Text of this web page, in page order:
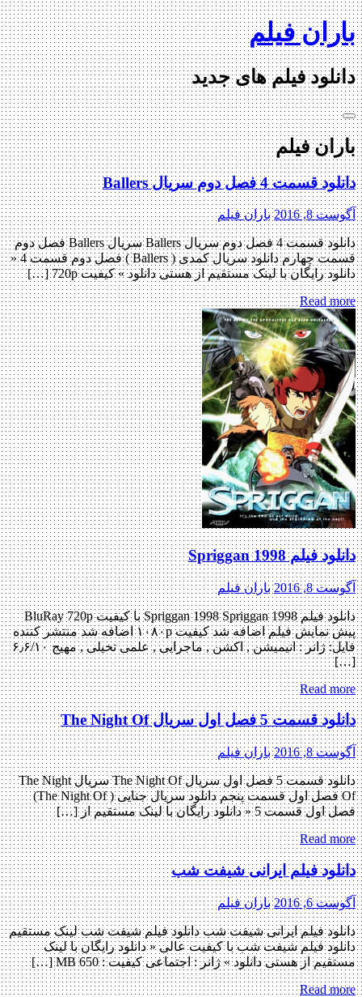
Skip
to
content
باران فیلم
دانلود فیلم های جدید
باران فیلم
دانلود قسمت 4 فصل دوم سریال Ballers
آگوست 8, 2016 باران فیلم
دانلود قسمت 4 فصل دوم سریال Ballers سریال Ballers فصل دوم
قسمت چهارم دانلود سریال کمدی ( Ballers ) فصل دوم قسمت 4 «
دانلود رایگان با لینک مستقیم از هستی دانلود » کیفیت 720p […]
Read more
دانلود فیلم Spriggan 1998
آگوست 8, 2016 باران فیلم
دانلود فیلم Spriggan 1998 Spriggan 1998 با کیفیت BluRay 720p
پیش نمایش فیلم اضافه شد کیفیت ۱۰۸۰p اضافه شد منتشر کننده
فایل: ژانر : انیمیشن , اکشن , ماجرایی , علمی تخیلی , مهیج ۶٫۶/۱۰
[…]
Read more
دانلود قسمت 5 فصل اول سریال The Night Of
آگوست 8, 2016 باران فیلم
دانلود قسمت 5 فصل اول سریال The Night Of سریال The Night
Of فصل اول قسمت پنجم دانلود سریال جنایی ( The Night Of)
فصل اول قسمت 5 « دانلود رایگان با لینک مستقیم از […]
Read more
دانلود فیلم ایرانی شیفت شب
آگوست 6, 2016 باران فیلم
دانلود فیلم ایرانی شیفت شب دانلود فیلم شیفت شب لینک مستقیم
دانلود فیلم شیفت شب با کیفیت عالی « دانلود رایگان با لینک
مستقیم از هستی دانلود » ژانر : اجتماعی کیفیت : 650 MB […]
Read more